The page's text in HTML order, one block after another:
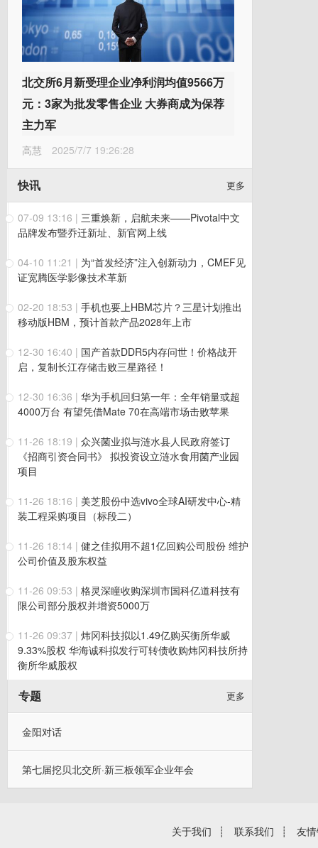
北交所6月新受理企业净利润均值9566万
元：3家为批发零售企业 大券商成为保荐
主力军
高慧 2025/7/7 19:26:28
快讯 更多
07-09 13:16 | 三重焕新，启航未来——Pivotal中文
品牌发布暨乔迁新址、新官网上线
04-10 11:21 | 为“首发经济”注入创新动力，CMEF见
证宽腾医学影像技术革新
02-20 18:53 | 手机也要上HBM芯片？三星计划推出
移动版HBM，预计首款产品2028年上市
12-30 16:40 | 国产首款DDR5内存问世！价格战开
启，复制长江存储击败三星路径！
12-30 16:36 | 华为手机回归第一年：全年销量或超
4000万台 有望凭借Mate 70在高端市场击败苹果
11-26 18:19 | 众兴菌业拟与涟水县人民政府签订
《招商引资合同书》 拟投资设立涟水食用菌产业园
项目
11-26 18:16 | 美芝股份中选vivo全球AI研发中心-精
装工程采购项目（标段二）
11-26 18:14 | 健之佳拟用不超1亿回购公司股份 维护
公司价值及股东权益
11-26 09:53 | 格灵深瞳收购深圳市国科亿道科技有
限公司部分股权并增资5000万
11-26 09:37 | 炜冈科技拟以1.49亿购买衡所华威
9.33%股权 华海诚科拟发行可转债收购炜冈科技所持
衡所华威股权
专题 更多
金阳对话
第七届挖贝北交所·新三板领军企业年会
关于我们 ┊ 联系我们 ┊
友